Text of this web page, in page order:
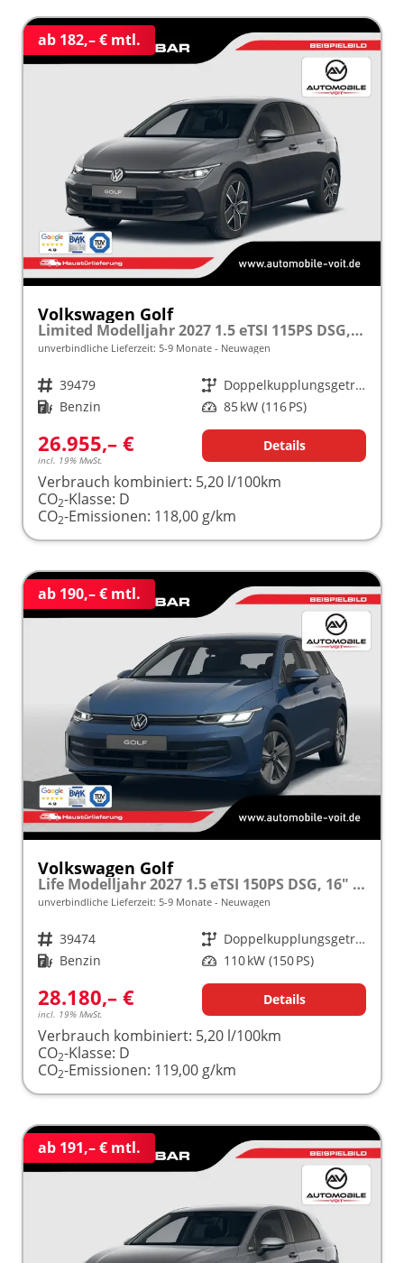
ab 182,– € mtl.
Volkswagen Golf
Limited Modelljahr 2027 1.5 eTSI 115PS DSG, 17" Alu , Adaptiver Tempomat, Sicht-Paket, Digital Cockpit, App-Connect, Parksensoren vo/hi, Rückfahrkamera, Climatronic
unverbindliche Lieferzeit: 5-9 Monate Neuwagen
Fahrzeugnr. 39479 Getriebe
Doppelkupplungsgetriebe (DSG)
Kraftstoff Benzin Leistung 85 kW (116 PS)
26.955,– €
incl. 19% MwSt.
Details
Verbrauch kombiniert: 5,20 l/100km
CO2-Klasse: D
CO2-Emissionen: 118,00 g/km
ab 190,– € mtl.
Volkswagen Golf
Life Modelljahr 2027 1.5 eTSI 150PS DSG, 16" Alu, ACC, Sicht-Paket, Digital Cockpit Pro, App-Connect, PDC, Reserverad
unverbindliche Lieferzeit: 5-9 Monate Neuwagen
Fahrzeugnr. 39474 Getriebe
Doppelkupplungsgetriebe (DSG)
Kraftstoff Benzin Leistung 110 kW (150 PS)
28.180,– €
incl. 19% MwSt.
Details
Verbrauch kombiniert: 5,20 l/100km
CO2-Klasse: D
CO2-Emissionen: 119,00 g/km
ab 191,– € mtl.